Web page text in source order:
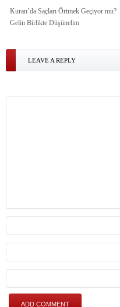
Kuran’da Saçları Örtmek Geçiyor mu?
Gelin Birlikte Düşünelim
LEAVE A REPLY